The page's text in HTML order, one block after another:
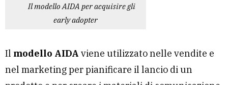
Il modello AIDA per acquisire gli
early adopter
Il modello AIDA viene utilizzato nelle vendite e
nel marketing per pianificare il lancio di un